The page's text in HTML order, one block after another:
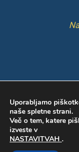
Uporabljamo
naše spletne strani.
Več o tem, katere
izveste v
NASTAVITVAH .